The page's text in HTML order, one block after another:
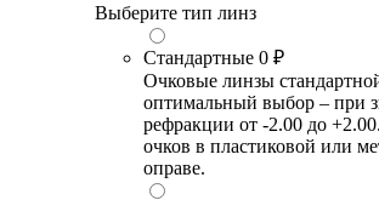
Выберите тип линз
Стандартные 0 ₽
Очковые линзы
оптимальный выбор – при
рефракции от -2.00 до
очков в пластиковой или
оправе.